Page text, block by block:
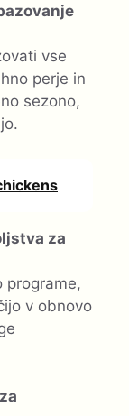
vse
perje in
sezono,
za
programe,
v obnovo